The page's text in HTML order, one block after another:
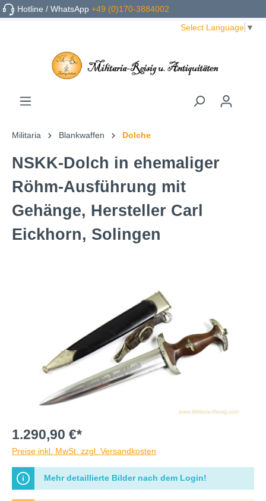
Hotline / WhatsApp+49 (0)170-3884002
Select Language ▼
Militaria Blankwaffen Dolche
NSKK-Dolch in ehemaliger
Röhm-Ausführung mit
Gehänge, Hersteller Carl
Eickhorn, Solingen
1.290,90 €*
Preise inkl. MwSt. zzgl. Versandkosten
Mehr detaillierte Bilder nach dem Login!